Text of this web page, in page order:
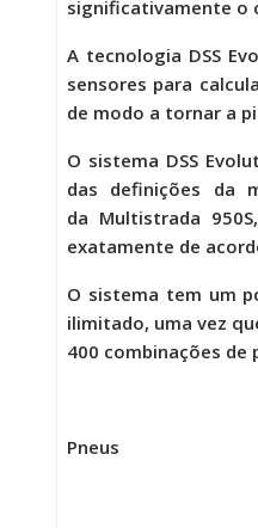
significativamente o
A tecnologia DSS
sensores para
de modo a tornar a
O sistema DSS
das definições da
da Multistrada 950S
exatamente de
O sistema tem um
ilimitado, uma vez
400 combinações
Pneus